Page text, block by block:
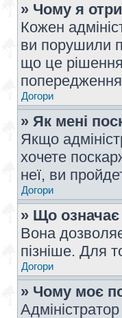
» Чому я
Кожен
ви порушили
що це
Догори
» Як мені
Якщо
хочете
неї, ви
Догори
» Що
Вона
пізніше. Для
Догори
» Чому моє